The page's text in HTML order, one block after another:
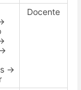
→
Docente